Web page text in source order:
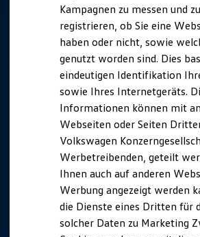
Kampagnen zu messen und
registrieren, ob Sie eine
haben oder nicht, sowie
genutzt worden sind. Dies
eindeutigen Identifikation
sowie Ihres Internetgeräts.
Informationen können mit
Webseiten oder Seiten
Volkswagen
Werbetreibenden, geteilt
Ihnen auch auf anderen
Werbung angezeigt werden
die Dienste eines Dritten für
solcher Daten zu Marketing